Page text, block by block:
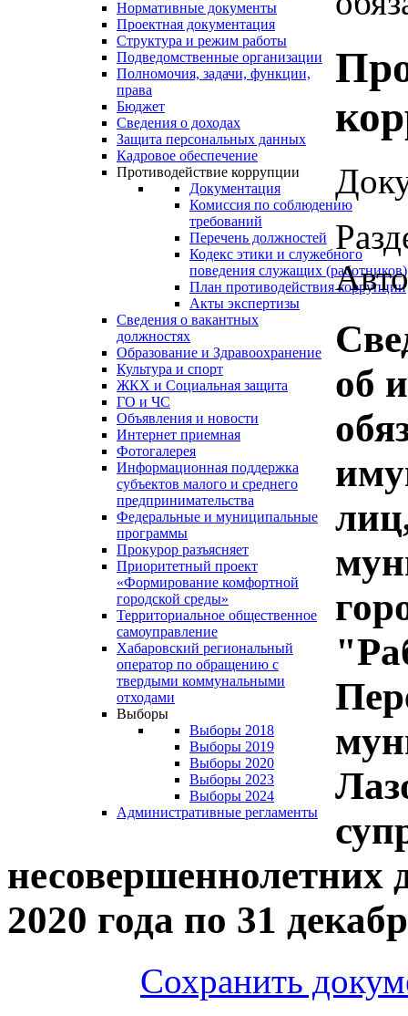
Нормативные документы
Проектная документация
Структура и режим работы
Подведомственные организации
Полномочия, задачи, функции,
права
Бюджет
Сведения о доходах
Защита персональных данных
Кадровое обеспечение
Противодействие коррупции
Документация
Комиссия по соблюдению
требований
Перечень должностей
Кодекс этики и служебного
поведения служащих (работников)
План противодействия коррупции
Акты экспертизы
Сведения о вакантных
должностях
Образование и Здравоохранение
Культура и спорт
ЖКХ и Социальная защита
ГО и ЧС
Объявления и новости
Интернет приемная
Фотогалерея
Информационная поддержка
субъектов малого и среднего
предпринимательства
Федеральные и муниципальные
программы
Прокурор разъясняет
Приоритетный проект
«Формирование комфортной
городской среды»
Территориальное общественное
самоуправление
Хабаровский региональный
оператор по обращению с
твердыми коммунальными
отходами
Выборы
Выборы 2018
Выборы 2019
Выборы 2020
Выборы 2023
Выборы 2024
Административные регламенты
об
несовершеннолетних
2020 года по 31
Сохранить